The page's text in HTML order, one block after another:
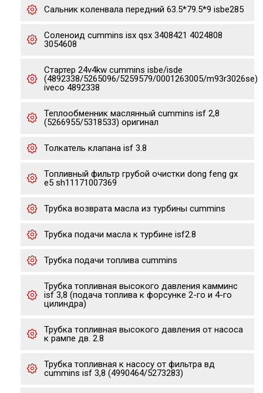
Сальник коленвала передний 63.5*79.5*9 isbe285
Соленоид cummins isx qsx 3408421 4024808
3054608
Стартер 24v4kw cummins isbe/isde
(4892338/5265096/5259579/0001263005/m93r3026se)
iveco 4892338
Теплообменник маслянный cummins isf 2,8
(5266955/5318533) оригинал
Толкатель клапана isf 3.8
Топливный фильтр грубой очистки dong feng gx
е5 sh11171007369
Трубка возврата масла из турбины cummins
Трубка подачи масла к турбине isf2.8
Трубка подачи топлива cummins
Трубка топливная высокого давления камминс
isf 3,8 (подача топлива к форсунке 2-го и 4-го
цилиндра)
Трубка топливная высокого давления от насоса
к рампе дв. 2.8
Трубка топливная к насосу от фильтра вд
cummins isf 3,8 (4990464/5273283)